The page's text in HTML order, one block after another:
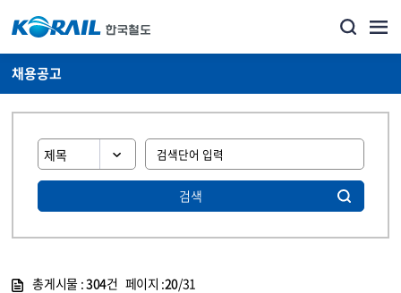
채용공고
검색
총게시물 :304건 페이지 :20/31